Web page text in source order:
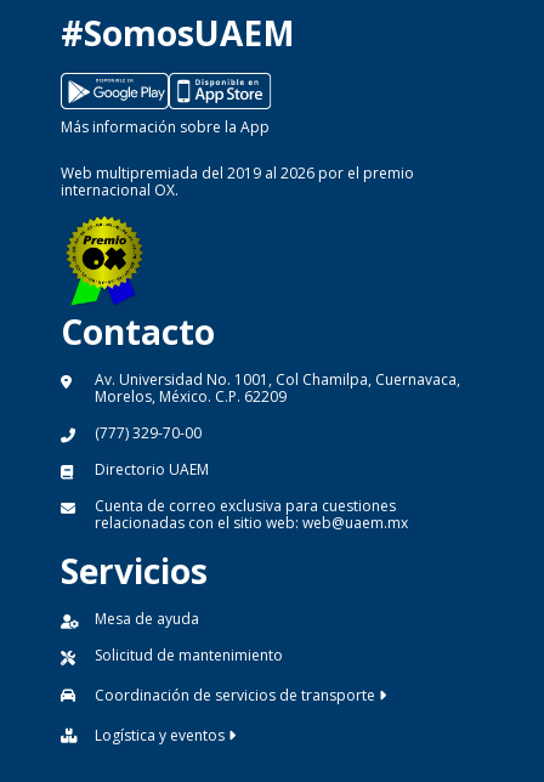
#SomosUAEM
Más información sobre la App
Web multipremiada del 2019 al 2026 por el premio
internacional OX.
Contacto
Av. Universidad No. 1001, Col Chamilpa, Cuernavaca,
Morelos, México. C.P. 62209
(777) 329-70-00
Directorio UAEM
Cuenta de correo exclusiva para cuestiones
relacionadas con el sitio web: web@uaem.mx
Servicios
Mesa de ayuda
Solicitud de mantenimiento
Coordinación de servicios de transporte
Logística y eventos